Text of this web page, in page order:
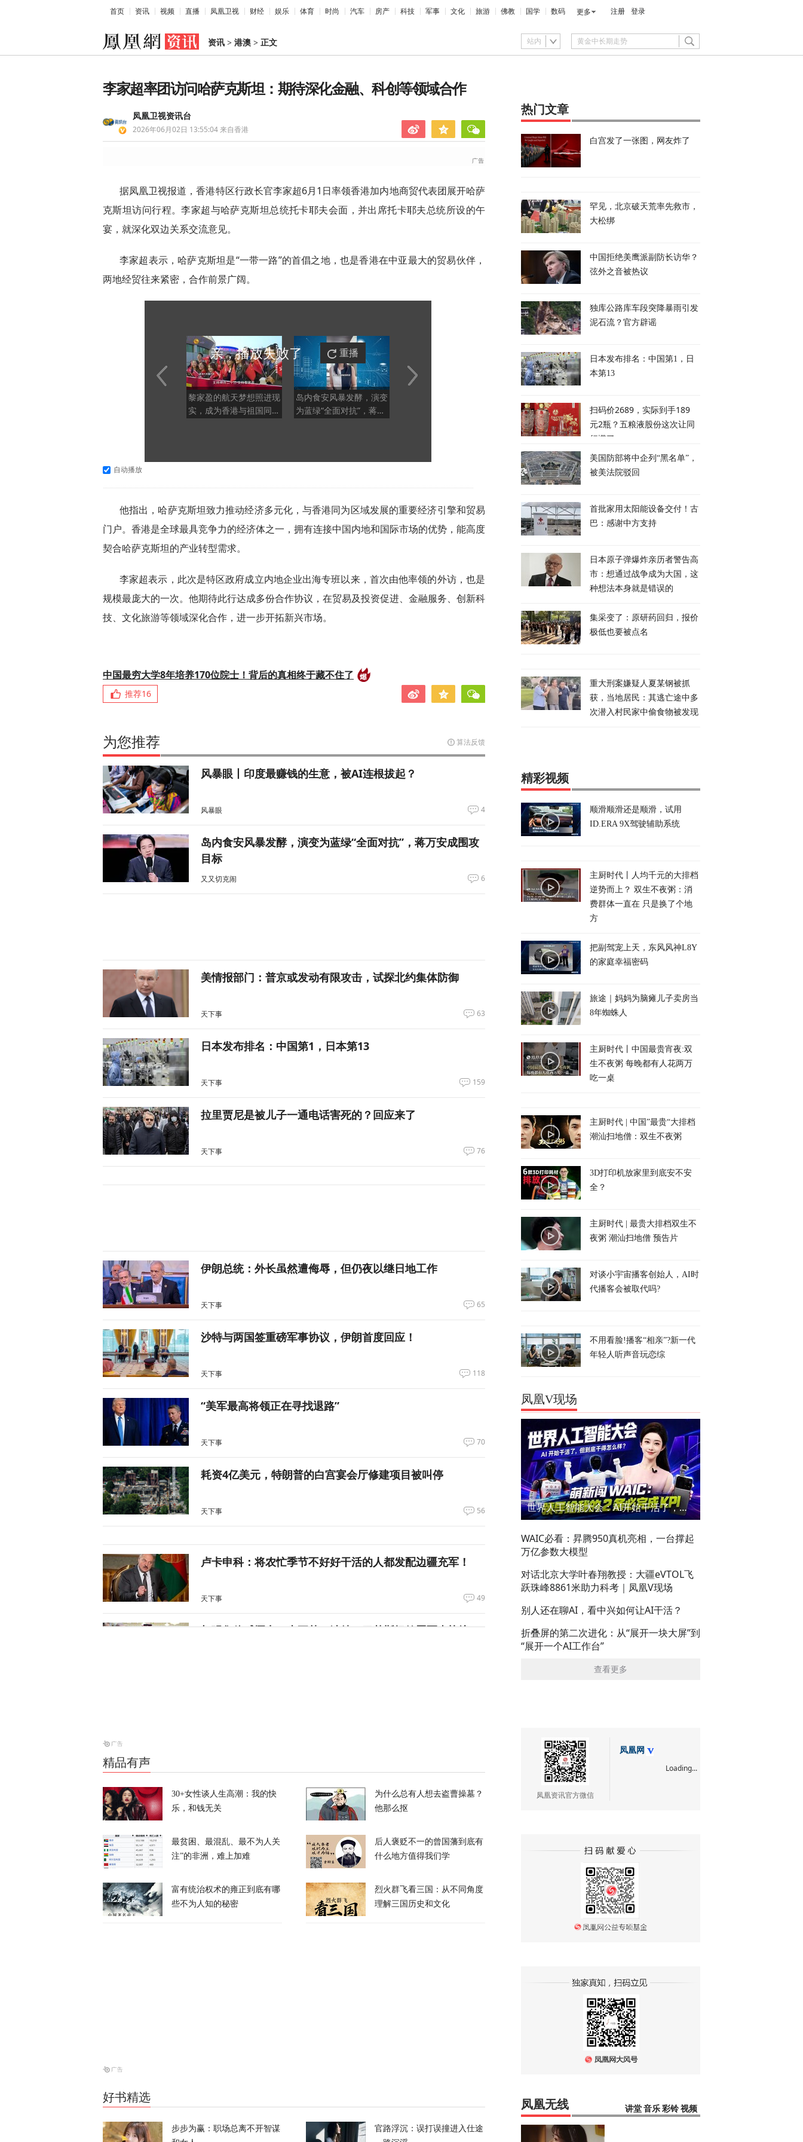
首页 资讯 视频 直播 凤凰卫视 财经 娱乐 体育 时尚 汽车 房产 科技 军事 文化 旅游 佛教 国学 数码 更多 注册 登录
资讯 > 港澳 > 正文 站内
李家超率团访问哈萨克斯坦：期待深化金融、科创等领域合作
凤凰卫视资讯台
2026年06月02日 13:55:04来自香港
据凤凰卫视报道，香港特区行政长官李家超6月1日率领香港加内地商贸代表团展开哈萨
克斯坦访问行程。李家超与哈萨克斯坦总统托卡耶夫会面，并出席托卡耶夫总统所设的午
宴，就深化双边关系交流意见。
李家超表示，哈萨克斯坦是“一带一路”的首倡之地，也是香港在中亚最大的贸易伙伴，
两地经贸往来紧密，合作前景广阔。
亲，播放失败了 重播
黎家盈的航天梦想照进现
实，成为香港与祖国同心
岛内食安风暴发酵，演变
为蓝绿“全面对抗”，蒋万
能源领域制裁法案
成为各大阵营博弈交锋的
主战场？
自动播放
他指出，哈萨克斯坦致力推动经济多元化，与香港同为区域发展的重要经济引擎和贸易
门户。香港是全球最具竞争力的经济体之一，拥有连接中国内地和国际市场的优势，能高度
契合哈萨克斯坦的产业转型需求。
李家超表示，此次是特区政府成立内地企业出海专班以来，首次由他率领的外访，也是
规模最庞大的一次。他期待此行达成多份合作协议，在贸易及投资促进、金融服务、创新科
技、文化旅游等领域深化合作，进一步开拓新兴市场。
中国最穷大学8年培养170位院士！背后的真相终于藏不住了
推荐16
为您推荐 算法反馈
风暴眼丨印度最赚钱的生意，被AI连根拔起？
风暴眼 4
岛内食安风暴发酵，演变为蓝绿“全面对抗”，蒋万安成围攻
目标
又又切克闹 6
美情报部门：普京或发动有限攻击，试探北约集体防御
天下事 63
日本发布排名：中国第1，日本第13
天下事 159
拉里贾尼是被儿子一通电话害死的？回应来了
天下事 76
伊朗总统：外长虽然遭侮辱，但仍夜以继日地工作
天下事 65
沙特与两国签重磅军事协议，伊朗首度回应！
天下事 118
“美军最高将领正在寻找退路”
天下事 70
耗资4亿美元，特朗普的白宫宴会厅修建项目被叫停
天下事 56
卢卡申科：将农忙季节不好好干活的人都发配边疆充军！
天下事 49
加强集体威慑力，土耳其、沙特、巴基斯坦签署军事协议
天下事
特朗普公开拒绝泽连斯基！
伊朗议会议长喊话：别再作秀了！
精品有声
30+女性谈人生高潮：我的快
乐，和钱无关
为什么总有人想去盗曹操墓？
他那么抠
最贫困、最混乱、最不为人关
注”的非洲，难上加难
后人褒贬不一的曾国藩到底有
什么地方值得我们学
富有统治权术的雍正到底有哪
些不为人知的秘密
烈火群飞看三国：从不同角度
理解三国历史和文化
好书精选
步步为赢：职场总离不开智谋
官路浮沉：误打误撞进入仕途
热门文章
白宫发了一张图，网友炸了
罕见，北京破天荒率先救市，
大松绑
中国拒绝美鹰派副防长访华？
弦外之音被热议
独库公路库车段突降暴雨引发
泥石流？官方辟谣
日本发布排名：中国第1，日
本第13
扫码价2689，实际到手189
元2瓶？五粮液股份这次让同
行慌了
美国防部将中企列“黑名单”，
被美法院驳回
首批家用太阳能设备交付！古
巴：感谢中方支持
日本原子弹爆炸亲历者警告高
市：想通过战争成为大国，这
种想法本身就是错误的
集采变了：原研药回归，报价
极低也要被点名
重大刑案嫌疑人夏某钢被抓
获，当地居民：其逃亡途中多
次潜入村民家中偷食物被发现
精彩视频
顺滑顺滑还是顺滑，试用
ID.ERA 9X驾驶辅助系统
主厨时代丨人均千元的大排档
逆势而上？ 双生不夜粥：消
费群体一直在 只是换了个地
方
把副驾宠上天，东风风神L8Y
的家庭幸福密码
旅途｜妈妈为脑瘫儿子卖房当
8年蜘蛛人
主厨时代丨中国最贵宵夜:双
生不夜粥 每晚都有人花两万
吃一桌
主厨时代 | 中国”最贵“大排档
潮汕扫地僧：双生不夜粥
3D打印机放家里到底安不安
全？
主厨时代 | 最贵大排档双生不
夜粥 潮汕扫地僧 预告片
对谈小宇宙播客创始人，AI时
代播客会被取代吗?
不用看脸!播客“相亲”?新一代
年轻人听声音玩恋综
凤凰V现场
世界人工智能大会：AI开始干活了，但到底干的怎么样？萌新闯WAIC
WAIC必看：昇腾950真机亮相，一台撑起
万亿参数大模型
对话北京大学叶春翔教授：大疆eVTOL飞
跃珠峰8861米助力科考｜凤凰V现场
别人还在聊AI，看中兴如何让AI干活？
折叠屏的第二次进化：从“展开一块大屏”到
“展开一个AI工作台”
查看更多
凤凰资讯官方微信
凤凰网
Loading...
讲堂 音乐 彩铃 视频
凤凰无线